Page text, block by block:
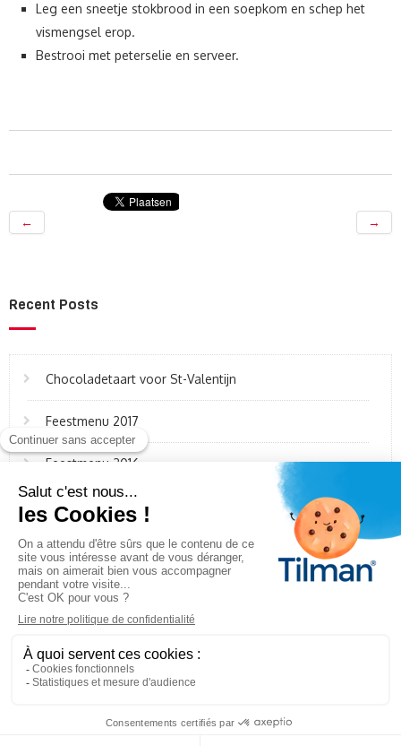
Leg een sneetje stokbrood in een soepkom en schep het
vismengsel erop.
Bestrooi met peterselie en serveer.
← →
Recent Posts
Chocoladetaart voor St-Valentijn
Feestmenu 2017
Feestmenu 2016
Taart van butternut en feta
Kabeljauw in papillot met citrusvruchten